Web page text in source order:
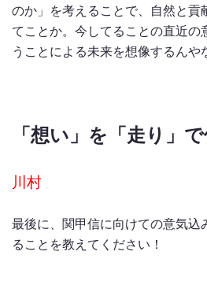
のか」を考えることで、自然と貢
てことか。今してることの直近の
うことによる未来を想像するんや
「想い」を「走り」
川村
最後に、関甲信に向けての意気込
ることを教えてください！